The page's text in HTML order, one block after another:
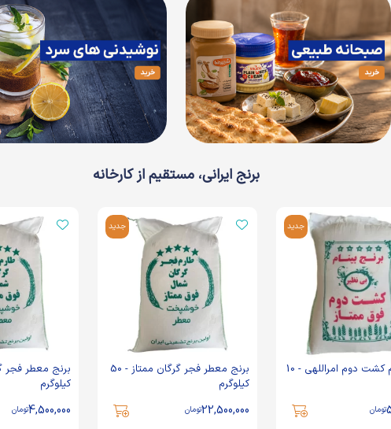
برنج ایرانی، مستقیم از کارخانه
جدید
برنج طارم کشت دوم امراللهی - 10
تومان
جدید
برنج معطر فجر گرگان ممتاز - 50
کیلوگرم
22,500,000تومان
کیلوگرم
4,500,000تومان